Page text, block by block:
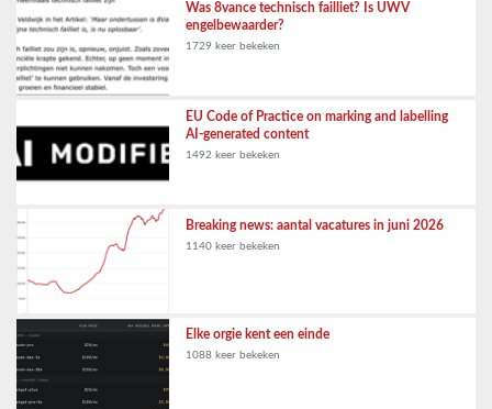
Was 8vance technisch failliet? Is UWV
engelbewaarder?
1729 keer bekeken
EU Code of Practice on marking and labelling
AI-generated content
1492 keer bekeken
Breaking news: aantal vacatures in juni 2026
1140 keer bekeken
Elke orgie kent een einde
1088 keer bekeken